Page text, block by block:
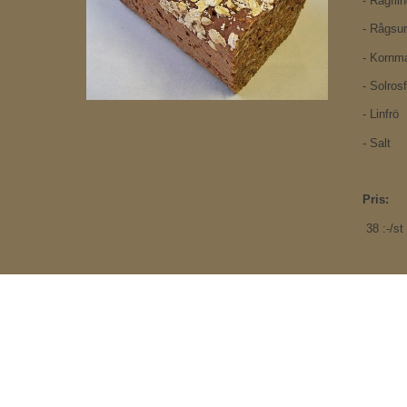
-
-
-
- Linfrö
- Salt
Pris:
38:-/st